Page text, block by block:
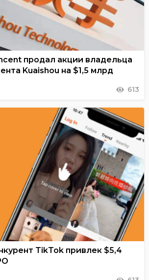
продал акции владельца
Kuaishou на $1,5 млрд
613
TikTok привлек $5,4